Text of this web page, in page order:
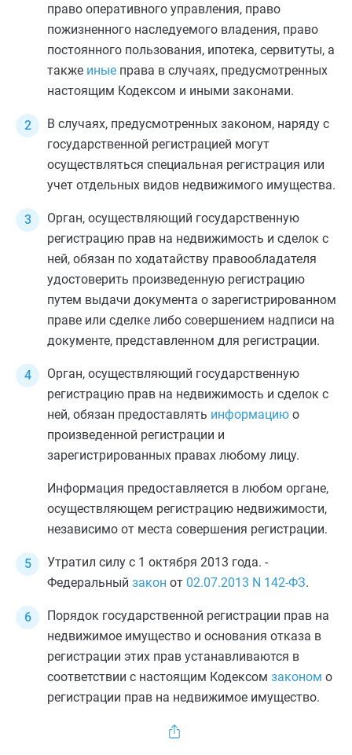
право оперативного управления, право
пожизненного наследуемого владения, право
постоянного пользования, ипотека, сервитуты, а
также иные права в случаях, предусмотренных
настоящим Кодексом и иными законами.
В случаях, предусмотренных законом, наряду с
государственной регистрацией могут
осуществляться специальная регистрация или
учет отдельных видов недвижимого имущества.
Орган, осуществляющий государственную
регистрацию прав на недвижимость и сделок с
ней, обязан по ходатайству правообладателя
удостоверить произведенную регистрацию
путем выдачи документа о зарегистрированном
праве или сделке либо совершением надписи на
документе, представленном для регистрации.
Орган, осуществляющий государственную
регистрацию прав на недвижимость и сделок с
ней, обязан предоставлять информацию о
произведенной регистрации и
зарегистрированных правах любому лицу.
Информация предоставляется в любом органе,
осуществляющем регистрацию недвижимости,
независимо от места совершения регистрации.
Утратил силу с 1 октября 2013 года. -
Федеральный закон от 02.07.2013 N 142-ФЗ.
Порядок государственной регистрации прав на
недвижимое имущество и основания отказа в
регистрации этих прав устанавливаются в
соответствии с настоящим Кодексом законом о
регистрации прав на недвижимое имущество.